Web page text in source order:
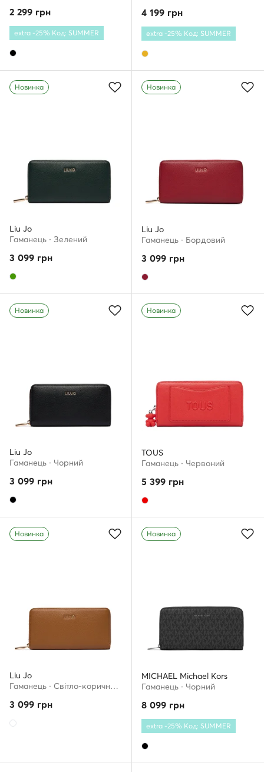
2 299 грн
extra -25% Код: SUMMER
4 199 грн
extra -25% Код: SUMMER
Новинка
Liu Jo
Гаманець · Зелений
3 099 грн
Новинка
Liu Jo
Гаманець · Бордовий
3 099 грн
Новинка
Liu Jo
Гаманець · Чорний
3 099 грн
Новинка
TOUS
Гаманець · Червоний
5 399 грн
Новинка
Liu Jo
Гаманець · Світло-коричневий
3 099 грн
Новинка
MICHAEL Michael Kors
Гаманець · Чорний
8 099 грн
extra -25% Код: SUMMER